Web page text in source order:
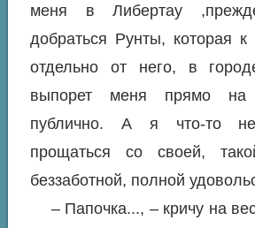
меня в Либертау
добраться Рунты, которая к
отдельно от него, в
выпорет меня прямо
публично. А я что-то
прощаться со своей,
беззаботной, полной
– Папочка..., – кричу на